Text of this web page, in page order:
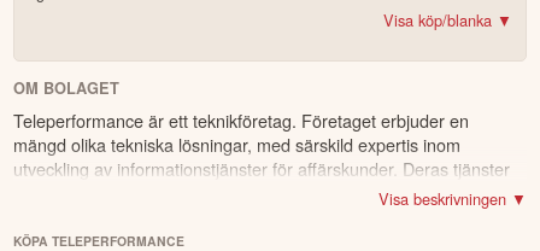
erbjudandet!
4.2av 5
Trustpilot
10 000+ olika marknader samlade – aktier, ETF:er & krypto
För- & efterhandel på utvalda börser – ligg steget före
Visa köp/blanka ▼
OM BOLAGET
Teleperformance är ett teknikföretag. Företaget erbjuder en
mängd olika tekniska lösningar, med särskild expertis inom
utveckling av informationstjänster för affärskunder. Deras tjänster
inkluderar främst back office-lösningar, analysprogram,
sociala medier och webb innehåll. Företagets verksamhet är
Visa beskrivningen ▼
KÖPA TELEPERFORMANCE